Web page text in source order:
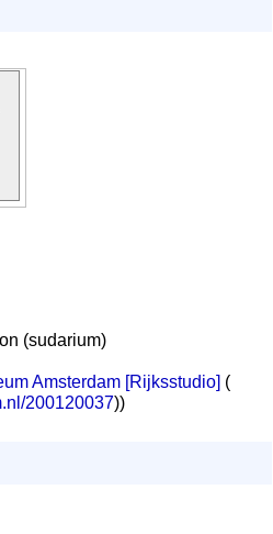
(sudarium)
Amsterdam [Rijksstudio] (
200120037))